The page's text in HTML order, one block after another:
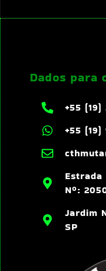
Dados para
+55 (19)
+55 (19)
Nº:
Jardim
SP